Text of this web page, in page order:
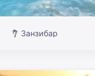
Занзибар